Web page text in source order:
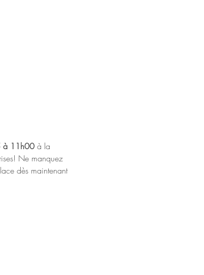
à 11h00 à la
Ne manquez
dès maintenant